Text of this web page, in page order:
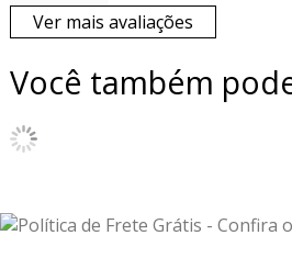
Ver mais avaliações
Você também